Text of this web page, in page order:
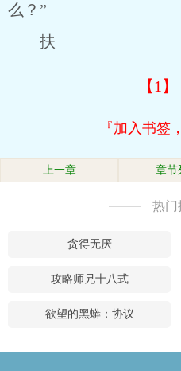
么？”
扶
【1】
『加入书签
上一章 章节
热门
贪得无厌
攻略师兄十八式
欲望的黑蟒：协议